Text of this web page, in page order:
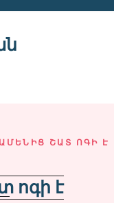
ՇԱՏ ՈԳԻ Է
ոգի է